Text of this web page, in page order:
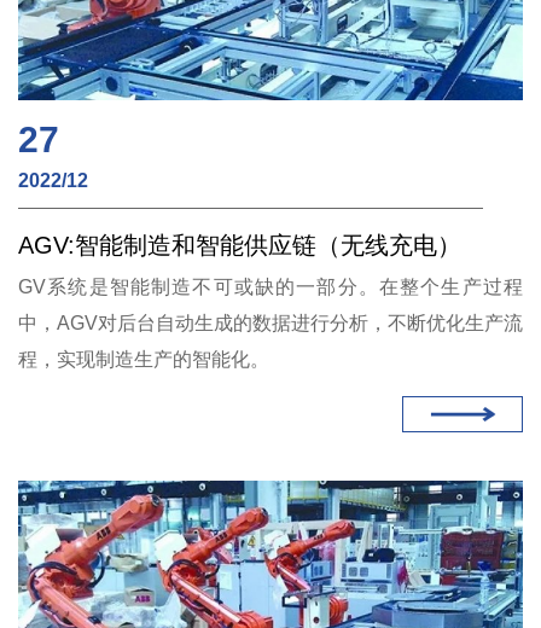
27
2022/12
AGV:智能制造和智能供应链（无线充电）
GV系统是智能制造不可或缺的一部分。在整个生产过程
中，AGV对后台自动生成的数据进行分析，不断优化生产流
程，实现制造生产的智能化。